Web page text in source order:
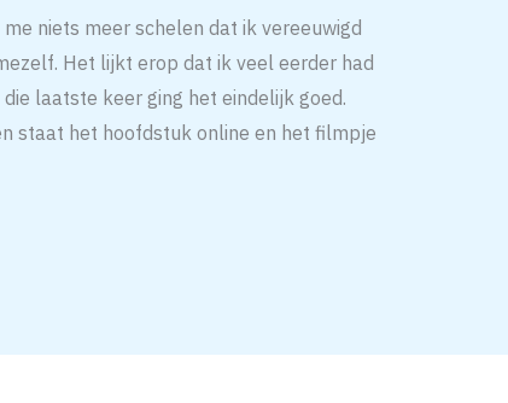
niets meer schelen dat ik vereeuwigd
Het lijkt erop dat ik veel eerder had
laatste keer ging het eindelijk goed.
staat het hoofdstuk online en het filmpje